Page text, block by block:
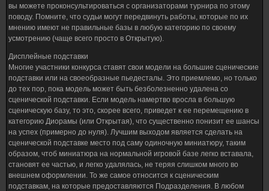
вы можете проконсультироваться с организаторами турнира по этому
поводу. Помните, что судьи могут передвинуть работы, которые по их
мнению имеют не правильные базы в любую категорию по своему
усмотрению (чаще всего просто в Открытую).
Дисплейные подставки
Многие участники конкурса ставят свои модели на большие сценические
подставки или на своеобразные пьедесталы. Это приемлемо, но только
до тех пор, пока модель может быть безболезненно удалена со
сценической подставки. Если модель намертво вросла в большую
сценическую базу, то это, скорее всего, приведет к ее перемещению в
категорию Диорамы (или Открытая), что существенно понизит ее шансы
на успех (примерно до нуля). Лучшим выходом является сделать на
сценической подставке место под саму одиночную миниатюру, таким
образом, чтоб миниатюра на нормальной игровой базе легко вставала,
становят ее частью, и легко удалялась, не теряя слишком много во
внешнем оформлении. То же самое относится к сценическим
подставкам, на которые предоставляются Подразделения. В любом